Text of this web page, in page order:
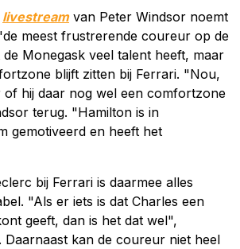
livestreamvan Peter Windsor noemt
meest frustrerende coureur op de
Monegask veel talent heeft, maar
blijft zitten bij Ferrari. "Nou,
of hij daar nog wel een comfortzone
terug. "Hamilton is in
gemotiveerd en heeft het
bij Ferrari is daarmee alles
"Als er iets is dat Charles een
geeft, dan is het dat wel",
Daarnaast kan de coureur niet heel